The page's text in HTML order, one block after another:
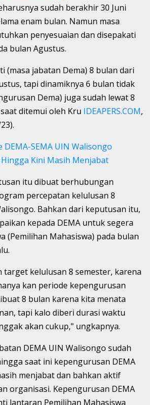
sudah berakhir 30 Juni
enam bulan. Namun masa
penyesuaian dan disepakati
bulan Agustus.
(masa jabatan Dema) 8 bulan dari
tapi dinamiknya 6 bulan tidak
Dema) juga sudah lewat 8
ditemui oleh Kru IDEAPERS.COM,
DEMA-SEMA UIN Walisongo
Kini Masih Menjabat
itu dibuat berhubungan
percepatan kelulusan 8
Bahkan dari keputusan itu,
kepada DEMA untuk segera
(Pemilihan Mahasiswa) pada bulan
target kelulusan 8 semester, karena
kan periode kepengurusan
8 bulan karena kita menata
tapi kalo diberi durasi waktu
akan cukup," ungkapnya.
DEMA UIN Walisongo sudah
saat ini kepengurusan DEMA
menjabat dan bahkan aktif
organisasi. Kepengurusan DEMA
lantaran Pemilihan Mahasiswa